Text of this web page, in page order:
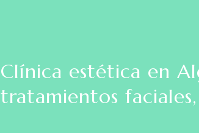
Clínica estética en
tratamientos